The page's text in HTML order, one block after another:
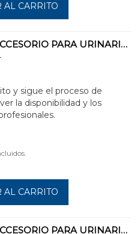
AL CARRITO
BAJANTE ACCESORIO PARA URINARIO CURVO 15,5cm 1/2"
y sigue el proceso de
la disponibilidad y los
AL CARRITO
BAJANTE ACCESORIO PARA URINARIO RECTO 15,5cm